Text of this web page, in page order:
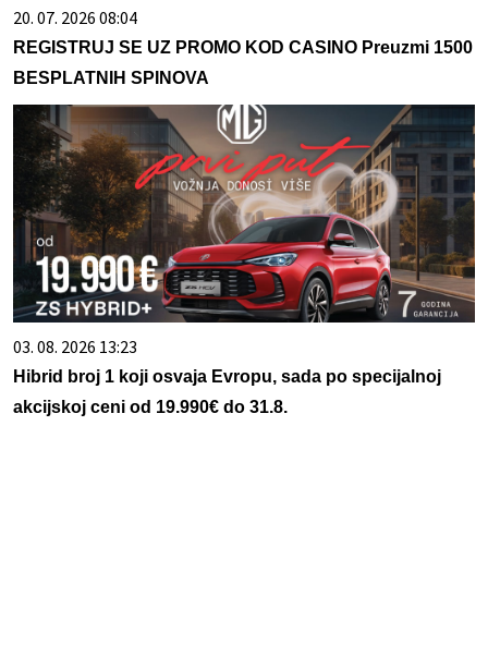
20. 07. 2026 08:04
REGISTRUJ SE UZ PROMO KOD CASINO Preuzmi 1500
BESPLATNIH SPINOVA
03. 08. 2026 13:23
Hibrid broj 1 koji osvaja Evropu, sada po specijalnoj
akcijskoj ceni od 19.990€ do 31.8.